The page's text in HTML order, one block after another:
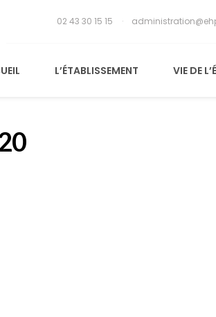
02 43 30 15 15
L’ÉTABLISSEMENT VIE DE